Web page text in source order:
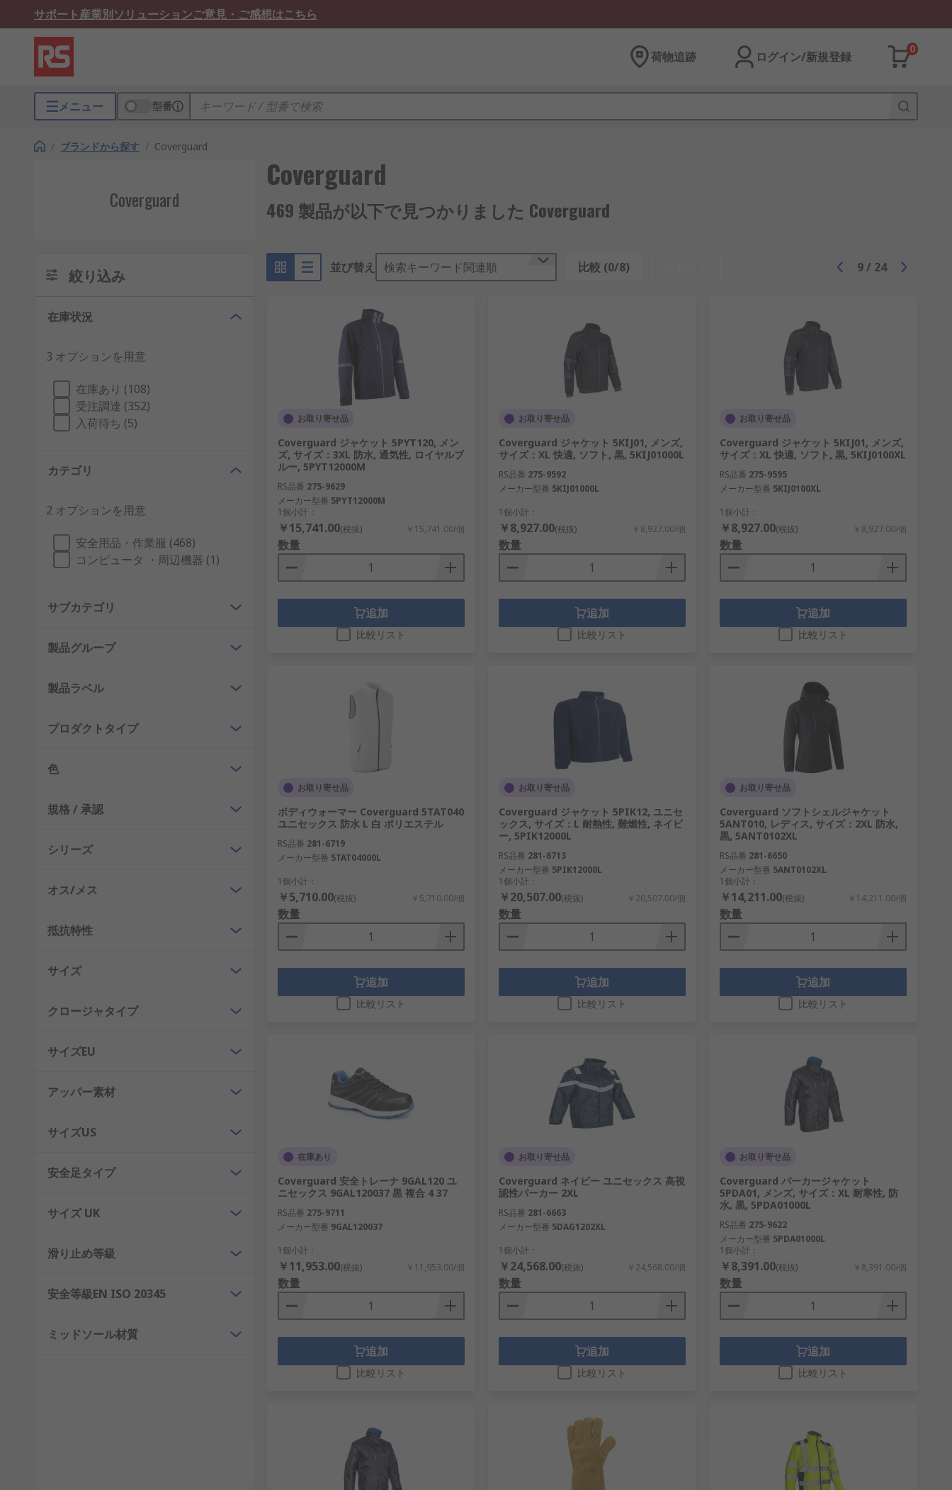
サポート産業別ソリューションご意見・ご感想はこちら
荷物追跡 ログイン/新規登録
0
メニュー 型番
/ ブランドから探す / Coverguard
Coverguard
Coverguard
469 製品が以下で見つかりました Coverguard
絞り込み
在庫状況
3 オプションを用意
在庫あり (108)
受注調達 (352)
入荷待ち (5)
カテゴリ
2 オプションを用意
安全用品・作業服 (468)
コンピュータ ・周辺機器 (1)
サブカテゴリ
製品グループ
製品ラベル
プロダクトタイプ
色
規格 / 承認
シリーズ
オス/メス
抵抗特性
サイズ
クロージャタイプ
サイズEU
アッパー素材
サイズUS
安全足タイプ
サイズ UK
滑り止め等級
安全等級EN ISO 20345
ミッドソール材質
並び替え 検索キーワード関連順 比較 (0/8) 9/ 24
お取り寄せ品
Coverguard ジャケット 5PYT120, メン
ズ, サイズ：3XL 防水, 通気性, ロイヤルブ
ルー, 5PYT12000M
RS品番 275-9629
メーカー型番 5PYT12000M
1個小計：
￥15,741.00(税抜) ￥15,741.00/個
数量
追加
比較リスト
お取り寄せ品
Coverguard ジャケット 5KIJ01, メンズ,
サイズ：XL 快適, ソフト, 黒, 5KIJ01000L
RS品番 275-9592
メーカー型番 5KIJ01000L
1個小計：
￥8,927.00(税抜) ￥8,927.00/個
数量
追加
比較リスト
お取り寄せ品
Coverguard ジャケット 5KIJ01, メンズ,
サイズ：XL 快適, ソフト, 黒, 5KIJ0100XL
RS品番 275-9595
メーカー型番 5KIJ0100XL
1個小計：
￥8,927.00(税抜) ￥8,927.00/個
数量
追加
比較リスト
お取り寄せ品
ボディウォーマー Coverguard 5TAT040
ユニセックス 防水 L 白 ポリエステル
RS品番 281-6719
メーカー型番 5TAT04000L
1個小計：
￥5,710.00(税抜) ￥5,710.00/個
数量
追加
比較リスト
お取り寄せ品
Coverguard ジャケット 5PIK12, ユニセ
ックス, サイズ：L 耐熱性, 難燃性, ネイビ
ー, 5PIK12000L
RS品番 281-6713
メーカー型番 5PIK12000L
1個小計：
￥20,507.00(税抜) ￥20,507.00/個
数量
追加
比較リスト
お取り寄せ品
Coverguard ソフトシェルジャケット
5ANT010, レディス, サイズ：2XL 防水,
黒, 5ANT0102XL
RS品番 281-6650
メーカー型番 5ANT0102XL
1個小計：
￥14,211.00(税抜) ￥14,211.00/個
数量
追加
比較リスト
在庫あり
Coverguard 安全トレーナ 9GAL120 ユ
ニセックス 9GAL120037 黒 複合 4 37
RS品番 275-9711
メーカー型番 9GAL120037
1個小計：
￥11,953.00(税抜) ￥11,953.00/個
数量
追加
比較リスト
お取り寄せ品
Coverguard ネイビー ユニセックス 高視
認性パーカー 2XL
RS品番 281-6663
メーカー型番 5DAG1202XL
1個小計：
￥24,568.00(税抜) ￥24,568.00/個
数量
追加
比較リスト
お取り寄せ品
Coverguard パーカージャケット
5PDA01, メンズ, サイズ：XL 耐寒性, 防
水, 黒, 5PDA01000L
RS品番 275-9622
メーカー型番 5PDA01000L
1個小計：
￥8,391.00(税抜) ￥8,391.00/個
数量
追加
比較リスト